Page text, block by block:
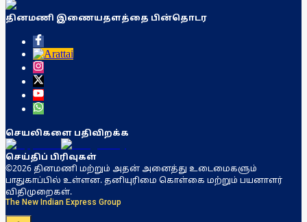
தினமணி இணையதளத்தை பின்தொடர
செயலிகளை பதிவிறக்க
செய்திப் பிரிவுகள்
©2026 தினமணி மற்றும் அதன் அனைத்து உடைமைகளும்
பாதுகாப்பில் உள்ளன. தனியுரிமை கொள்கை மற்றும் பயனாளர்
விதிமுறைகள்.
The New Indian Express Group